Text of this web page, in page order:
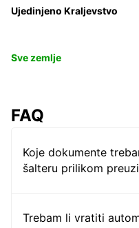
Ujedinjeno Kraljevstvo
Sve zemlje
FAQ
Koje dokumente
šalteru prilikom
Trebam li vratiti